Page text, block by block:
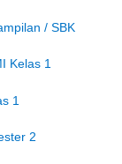
/ SBK
Kelas 1
1
2